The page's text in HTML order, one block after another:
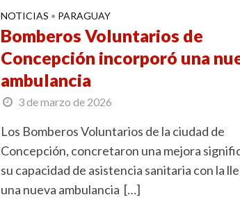
NOTICIAS • PARAGUAY
Bomberos Voluntarios de
Concepción incorporó una
ambulancia
3 de marzo de 2026
Los Bomberos Voluntarios de la ciudad de
Concepción, concretaron una mejora
su capacidad de asistencia sanitaria con la
una nueva ambulancia […]